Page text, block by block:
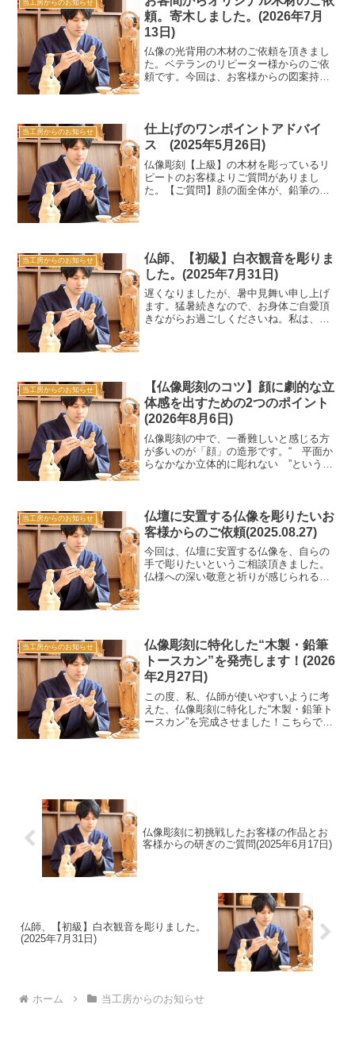
当工房からのお知らせ
頼。寄木しました。(2026年7月
13日)
仏像の光背用の木材のご依頼を頂きまし
た。ベテランのリピーター様からのご依
頼です。今回は、お客様からの図案持ち
過ぎるので、相談させて頂...
当工房からのお知らせ
仕上げのワンポイントアドバイ
ス (2025年5月26日)
仏像彫刻【上級】の木材を彫っているリ
ピートのお客様よりご質問がありまし
た。【ご質問】顔の面全体が、鉛筆の跡
当工房からのお知らせ
仏師、【初級】白衣観音を彫りま
した。(2025年7月31日)
遅くなりましたが、暑中見舞い申し上げ
ます。猛暑続きなので、お身体ご自愛頂
きながらお過ごしくださいね。私は、お
当工房からのお知らせ
【仏像彫刻のコツ】顔に劇的な立
体感を出すための2つのポイント
(2026年8月6日)
仏像彫刻の中で、一番難しいと感じる方
が多いのが「顔」の造形です。“ 平面か
らなかなか立体的に彫れない ”というご
鼻のメリハリをつける...
当工房からのお知らせ
仏壇に安置する仏像を彫りたいお
客様からのご依頼(2025.08.27)
今回は、仏壇に安置する仏像を、自らの
手で彫りたいというご相談頂きました。
仏様への深い敬意と祈りが感じられるご
当工房からのお知らせ
仏像彫刻に特化した“木製・鉛筆
トースカン”を発売します！(2026
年2月27日)
この度、私、仏師が使いやすいように考
えた、仏像彫刻に特化した“木製・鉛筆ト
ースカン”を完成させました！こちらです
仏像彫刻に初挑戦したお客様の作品とお
客様からの研ぎのご質問(2025年6月17日)
仏師、【初級】白衣観音を彫りました。
(2025年7月31日)
ホーム 当工房からのお知らせ